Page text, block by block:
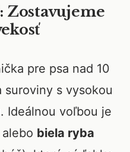
Zostavujeme
pre psa nad 10
suroviny s vysokou
Ideálnou voľbou je
alebo biela ryba